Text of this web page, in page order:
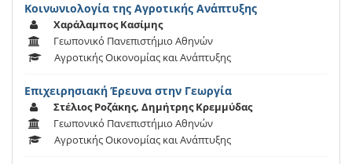
Κοινωνιολογία της Αγροτικής Ανάπτυξης
Χαράλαμπος Κασίμης
Γεωπονικό Πανεπιστήμιο Αθηνών
Αγροτικής Οικονομίας και Ανάπτυξης
Επιχειρησιακή Έρευνα στην Γεωργία
Στέλιος Ροζάκης, Δημήτρης Κρεμμύδας
Γεωπονικό Πανεπιστήμιο Αθηνών
Αγροτικής Οικονομίας και Ανάπτυξης